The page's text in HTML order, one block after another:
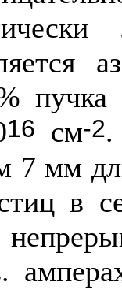
16 см-2.
7 мм
в